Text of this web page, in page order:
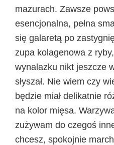
mazurach. Zawsze
esencjonalna, pełna
się galaretą po
zupa kolagenowa z
wynalazku nikt jeszcze
słyszał. Nie wiem czy
będzie miał delikatnie
na kolor mięsa.
zużywam do czegoś
chcesz, spokojnie